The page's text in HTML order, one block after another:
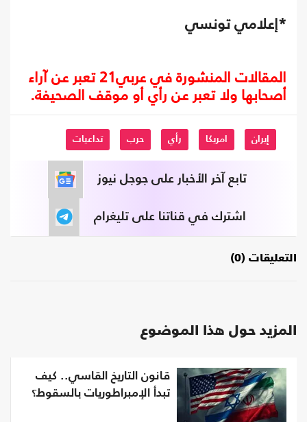
*إعلامي تونسي
المقالات المنشورة في عربي21 تعبر عن آراء
أصحابها ولا تعبر عن رأي أو موقف الصحيفة.
إيران امريكا رأي حرب تداعيات
تابع آخر الأخبار على جوجل نيوز
اشترك في قناتنا على تليغرام
التعليقات (0)
المزيد حول هذا الموضوع
قانون التاريخ القاسي.. كيف
تبدأ الإمبراطوريات بالسقوط؟